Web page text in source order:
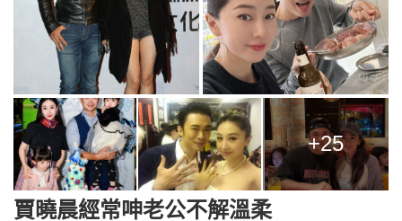
+25
賈曉晨經常呻老公不解溫柔